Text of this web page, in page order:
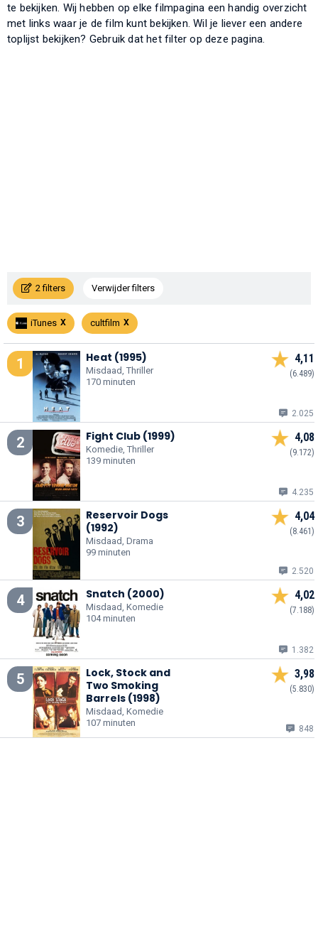
te bekijken. Wij hebben op elke filmpagina een handig overzicht
met links waar je de film kunt bekijken. Wil je liever een andere
toplijst bekijken? Gebruik dat het filter op deze pagina.
2 filters Verwijder filters
iTunes cultfilm
1 Heat (1995)
Misdaad, Thriller
170 minuten
4,11
(6.489)
2.025
2 Fight Club (1999)
Komedie, Thriller
139 minuten
4,08
(9.172)
4.235
3
Reservoir Dogs
(1992)
Misdaad, Drama
99 minuten
4,04
(8.461)
2.520
4 Snatch (2000)
Misdaad, Komedie
104 minuten
4,02
(7.188)
1.382
5
Lock, Stock and
Two Smoking
Barrels (1998)
Misdaad, Komedie
107 minuten
3,98
(5.830)
848